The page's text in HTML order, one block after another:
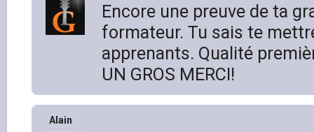
Encore une preuve de ta
formateur. Tu sais te
apprenants. Qualité
UN GROS MERCI!
Alain